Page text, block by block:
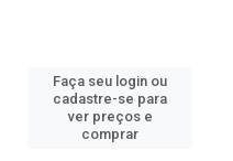
Faça seu login ou
cadastre-se para
ver preços e
comprar